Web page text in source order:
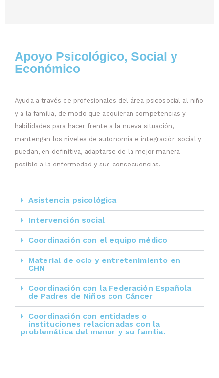
Apoyo Psicológico, Social y
Económico​
Ayuda a través de profesionales del área psicosocial al niño
y a la familia, de modo que adquieran competencias y
habilidades para hacer frente a la nueva situación,
mantengan los niveles de autonomía e integración social y
puedan, en definitiva, adaptarse de la mejor manera
posible a la enfermedad y sus consecuencias.
Asistencia psicológica
Intervención social
Coordinación con el equipo médico
Material de ocio y entretenimiento en
CHN
Coordinación con la Federación Española
de Padres de Niños con Cáncer
Coordinación con entidades o
instituciones relacionadas con la
problemática del menor y su familia.